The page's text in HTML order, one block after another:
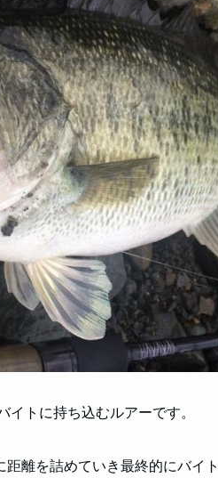
トに持ち込むルアーです。
離を詰めていき最終的にバイ